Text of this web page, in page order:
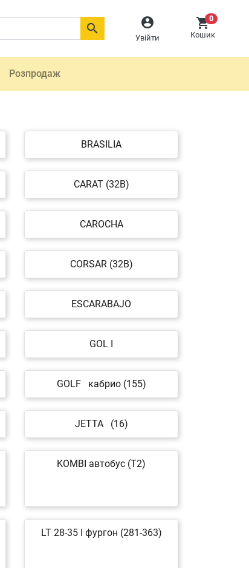

Увійти
0
Кошик

Розпродаж
BRASILIA
CARAT (32B)
CAROCHA
CORSAR (32B)
ESCARABAJO
GOL I
GOLF кабрио (155)
JETTA (16)
KOMBI автобус (T2)
LT 28-35 I фургон (281-363)